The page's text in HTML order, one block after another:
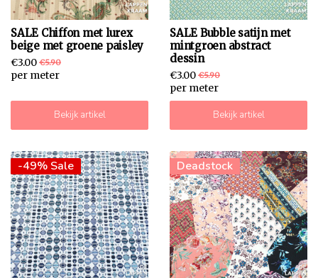
SALE Chiffon met lurex
beige met groene paisley
€3.00 €5.90
per meter
Bekijk artikel
SALE Bubble satijn met
mintgroen abstract
dessin
€3.00 €5.90
per meter
Bekijk artikel
-49% Sale -49% Sale
Deadstock